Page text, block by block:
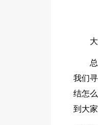
我们
结怎
到大家